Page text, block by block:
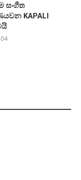
සංගීත
KAPALI